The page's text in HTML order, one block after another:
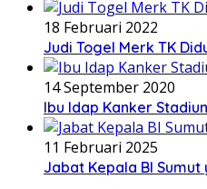
18 Februari 2022
Judi Togel Merk TK
14 September 2020
Ibu Idap Kanker
11 Februari 2025
Jabat Kepala BI